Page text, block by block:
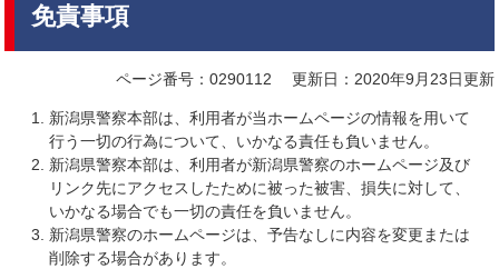
免責事項
ページ番号：0290112 更新日：2020年9月23日更新
新潟県警察本部は、利用者が当ホームページの情報を用いて
行う一切の行為について、いかなる責任も負いません。
新潟県警察本部は、利用者が新潟県警察のホームページ及び
リンク先にアクセスしたために被った被害、損失に対して、
いかなる場合でも一切の責任を負いません。
新潟県警察のホームページは、予告なしに内容を変更または
削除する場合があります。